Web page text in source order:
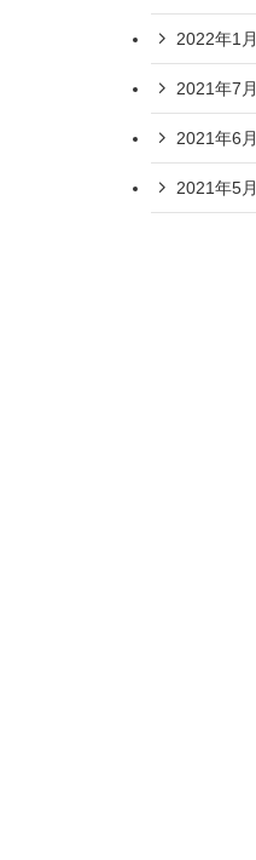
2022年1月
2021年7月
2021年6月
2021年5月